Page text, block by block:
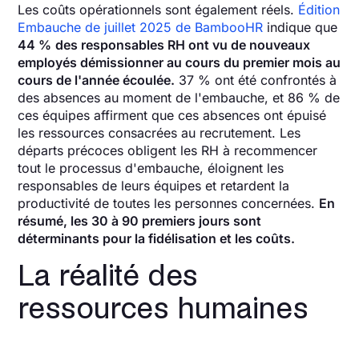
Les coûts opérationnels sont également réels. Édition
Embauche de juillet 2025 de BambooHR indique que
44 % des responsables RH ont vu de nouveaux
employés démissionner au cours du premier mois au
cours de l'année écoulée. 37 % ont été confrontés à
des absences au moment de l'embauche, et 86 % de
ces équipes affirment que ces absences ont épuisé
les ressources consacrées au recrutement. Les
départs précoces obligent les RH à recommencer
tout le processus d'embauche, éloignent les
responsables de leurs équipes et retardent la
productivité de toutes les personnes concernées. En
résumé, les 30 à 90 premiers jours sont
déterminants pour la fidélisation et les coûts.
La réalité des
ressources humaines